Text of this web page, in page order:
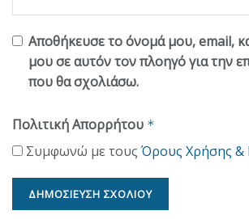
Αποθήκευσε το όνομά μου, email,
μου σε αυτόν τον πλοηγό για την
που θα σχολιάσω.
Πολιτική Απορρήτου *
Συμφωνώ με τους Όρους Χρήσης &